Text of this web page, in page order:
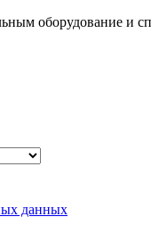
оборудование и
данных